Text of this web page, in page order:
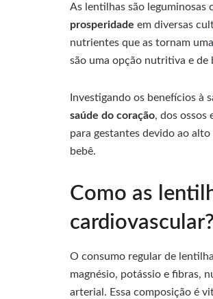
As lentilhas são leguminosas
prosperidade em diversas
nutrientes que as tornam uma
são uma opção nutritiva e de
Investigando os benefícios à
saúde do coração, dos ossos
para gestantes devido ao
bebê.
Como as
cardiovascular?
O consumo regular de
magnésio, potássio e fibras,
arterial. Essa composição é